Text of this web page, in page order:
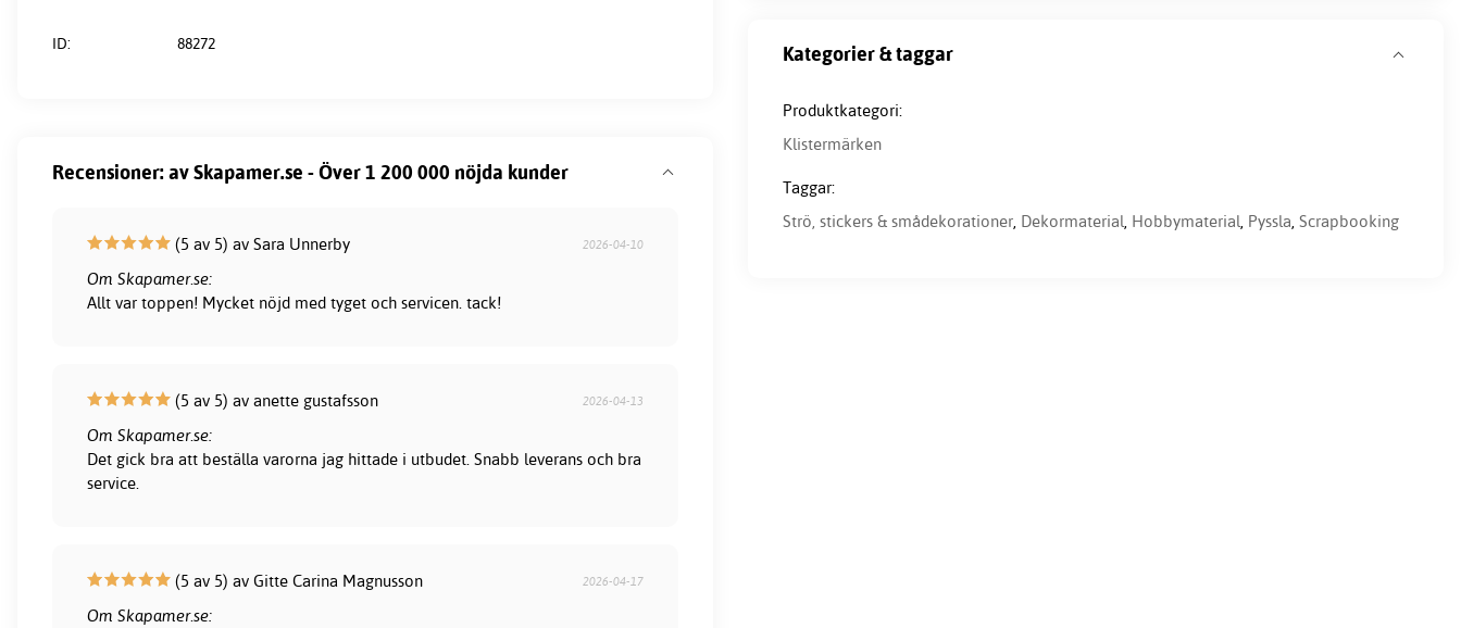
ID: 88272 Kategorier & taggar
Produktkategori:
Klistermärken
Taggar:
Strö, stickers & smådekorationer, Dekormaterial, Hobbymaterial, Pyssla, Scrapbooking
Recensioner: av Skapamer.se - Över 1 200 000 nöjda kunder
(5 av 5) av Sara Unnerby 2026-04-10
Om Skapamer.se:
Allt var toppen! Mycket nöjd med tyget och servicen. tack!
(5 av 5) av anette gustafsson 2026-04-13
Om Skapamer.se:
Det gick bra att beställa varorna jag hittade i utbudet. Snabb leverans och bra
service.
(5 av 5) av Gitte Carina Magnusson 2026-04-17
Om Skapamer.se: